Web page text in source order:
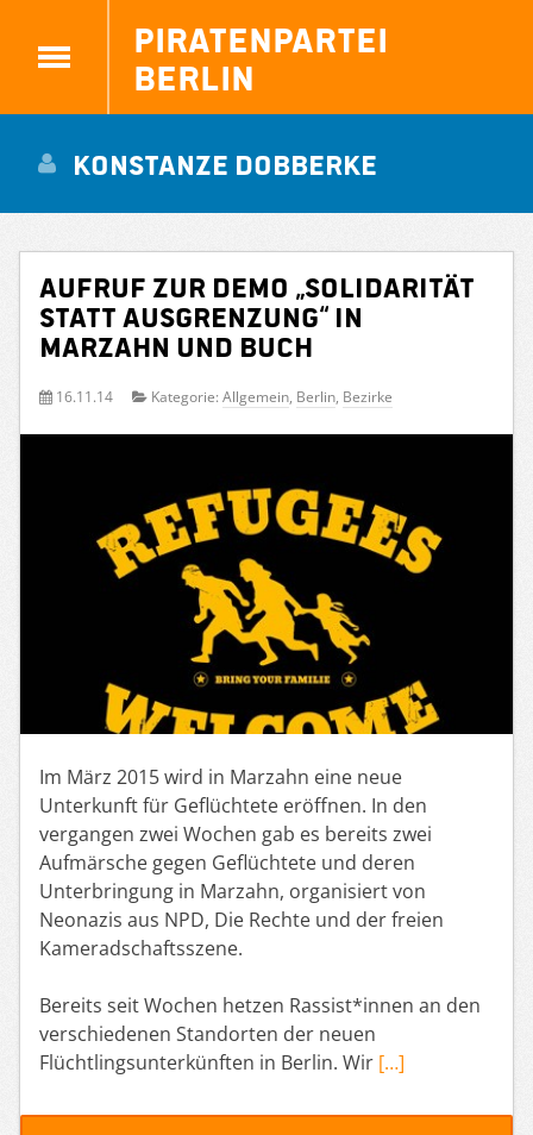
Piratenpartei
Berlin
Konstanze Dobberke
Aufruf zur Demo „Solidarität
statt Ausgrenzung“ in
Marzahn und Buch
16.11.14 Kategorie: Allgemein, Berlin, Bezirke
Im März 2015 wird in Marzahn eine neue
Unterkunft für Geflüchtete eröffnen. In den
vergangen zwei Wochen gab es bereits zwei
Aufmärsche gegen Geflüchtete und deren
Unterbringung in Marzahn, organisiert von
Neonazis aus NPD, Die Rechte und der freien
Kameradschaftsszene.
Bereits seit Wochen hetzen Rassist*innen an den
verschiedenen Standorten der neuen
Flüchtlingsunterkünften in Berlin. Wir […]